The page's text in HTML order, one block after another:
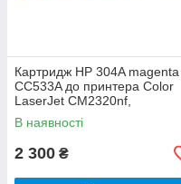
Картридж HP 304A magenta
CC533A до принтера Color
LaserJet CM2320nf,
CM2320fxi, CP2025dn,
CP2025n
В наявності
2 300 ₴